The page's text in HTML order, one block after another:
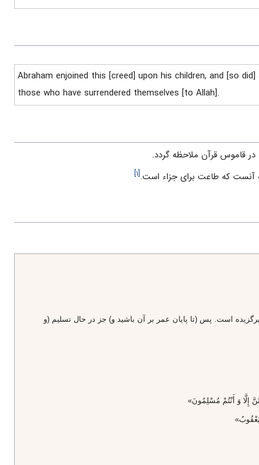
Abraham enjoined this [creed] upon his children, and [so
those who have surrendered themselves [to Allah].
قاموس قرآن ملاحظه گردد.
آنست كه طاعت براى جزاء است.[۱]
است. پس (تا پايان عمر بر آن باشيد و) جز در حال تسليم (و